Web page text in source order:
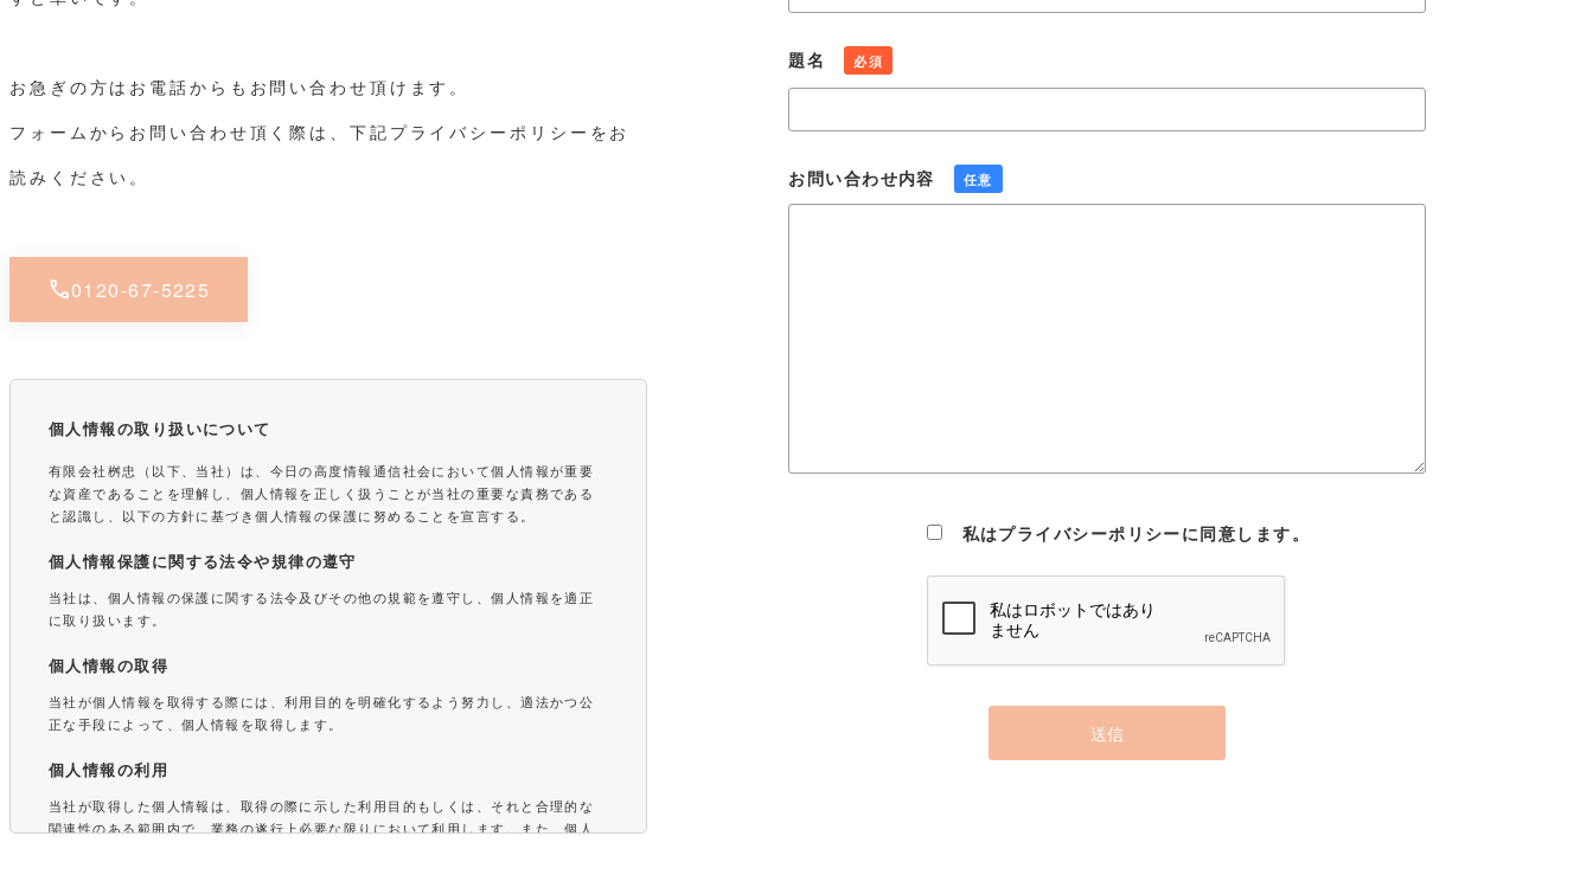
お急ぎの方はお電話からもお問い合わせ頂けます。
フォームからお問い合わせ頂く際は、下記プライバシーポリシーをお
読みください。
call0120-67-5225
個人情報の取り扱いについて
有限会社桝忠（以下、当社）は、今日の高度情報通信社会において個人情報が重要
な資産であることを理解し、個人情報を正しく扱うことが当社の重要な責務である
と認識し、以下の方針に基づき個人情報の保護に努めることを宣言する。
個人情報保護に関する法令や規律の遵守
当社は、個人情報の保護に関する法令及びその他の規範を遵守し、個人情報を適正
に取り扱います。
個人情報の取得
当社が個人情報を取得する際には、利用目的を明確化するよう努力し、適法かつ公
正な手段によって、個人情報を取得します。
個人情報の利用
当社が取得した個人情報は、取得の際に示した利用目的もしくは、それと合理的な
関連性のある範囲内で、業務の遂行上必要な限りにおいて利用します。また、個人
題名 必須
お問い合わせ内容 任意
私はプライバシーポリシーに同意します。